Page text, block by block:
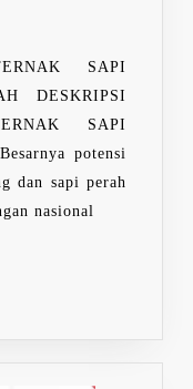
SAPI
DESKRIPSI
SAPI
potensi
dan sapi perah
nasional